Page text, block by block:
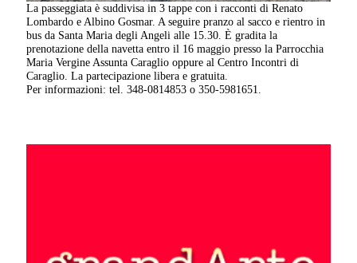
La passeggiata è suddivisa in 3 tappe con i racconti di Renato
Lombardo e Albino Gosmar. A seguire pranzo al sacco e rientro in
bus da Santa Maria degli Angeli alle 15.30. È gradita la
prenotazione della navetta entro il 16 maggio presso la Parrocchia
Maria Vergine Assunta Caraglio oppure al Centro Incontri di
Caraglio. La partecipazione libera e gratuita.
Per informazioni: tel. 348-0814853 o 350-5981651.